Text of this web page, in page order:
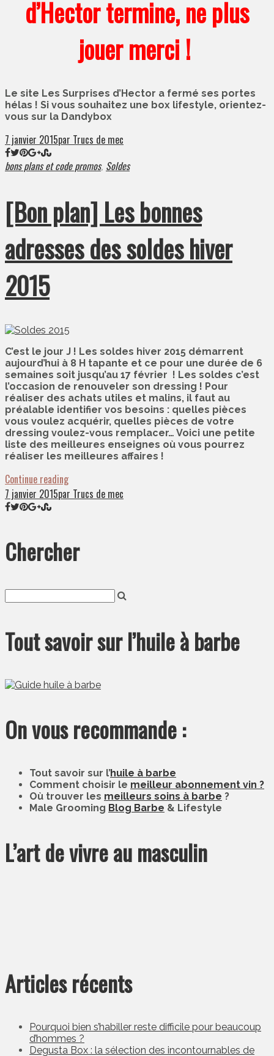
d’Hector termine, ne plus
jouer merci !
Le site Les Surprises d’Hector a fermé ses portes
hélas ! Si vous souhaitez une box lifestyle, orientez-
vous sur la Dandybox
7 janvier 2015par Trucs de mec
bons plans et code promos, Soldes
[Bon plan] Les bonnes
adresses des soldes hiver
2015
C’est le jour J ! Les soldes hiver 2015 démarrent
aujourd’hui à 8 H tapante et ce pour une durée de 6
semaines soit jusqu’au 17 février ! Les soldes c’est
l’occasion de renouveler son dressing ! Pour
réaliser des achats utiles et malins, il faut au
préalable identifier vos besoins : quelles pièces
vous voulez acquérir, quelles pièces de votre
dressing voulez-vous remplacer… Voici une petite
liste des meilleures enseignes où vous pourrez
réaliser les meilleures affaires !
Continue reading
7 janvier 2015par Trucs de mec
Chercher
Tout savoir sur l’huile à barbe
On vous recommande :
Tout savoir sur l’huile à barbe
Comment choisir le meilleur abonnement vin ?
Où trouver les meilleurs soins à barbe ?
Male Grooming Blog Barbe & Lifestyle
L’art de vivre au masculin
Articles récents
Pourquoi bien s’habiller reste difficile pour beaucoup
d’hommes ?
Degusta Box : la sélection des incontournables de